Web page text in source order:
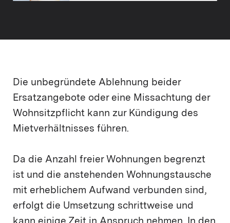
Die unbegründete Ablehnung beider
Ersatzangebote oder eine Missachtung der
Wohnsitzpflicht kann zur Kündigung des
Mietverhältnisses führen.
Da die Anzahl freier Wohnungen begrenzt
ist und die anstehenden Wohnungstausche
mit erheblichem Aufwand verbunden sind,
erfolgt die Umsetzung schrittweise und